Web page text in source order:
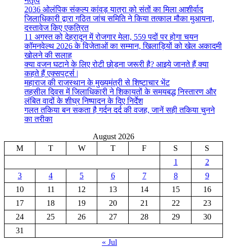
2036 ओलंपिक संकल्प कांवड़ यात्रा को संतों का मिला आशीर्वाद
जिलाधिकारी द्वारा गठित जांच समिति ने किया तत्काल मौका मुआयना,
दस्तावेज किए एकत्रित
11 अगस्त को देहरादून में रोजगार मेला, 559 पदों पर होगा चयन
कॉमनवेल्थ 2026 के विजेताओं का सम्मान, खिलाड़ियों को खेल अकादमी
खोलने की सलाह
क्या वजन घटाने के लिए रोटी छोड़ना जरूरी है? आइये जानते हैं क्या
कहते हैं एक्सपर्ट्स |
महाराज की राजस्थान के मुख्यमंत्री से शिष्टाचार भेंट
तहसील दिवस में जिलाधिकारी ने शिकायतों के समयबद्ध निस्तारण और
लंबित वादों के शीघ्र निष्पादन के दिए निर्देश
गलत तकिया बन सकता है गर्दन दर्द की वजह, जानें सही तकिया चुनने
का तरीका
August 2026
M
T W T F S
S
1
2
3
4 5 6 7 8
9
10
11 12 13 14 15
16
17
18 19 20 21 22
23
24
25 26 27 28 29
30
31
« Jul